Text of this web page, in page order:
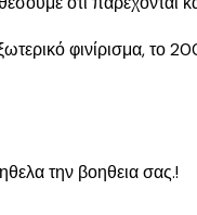
φινίρισμα, το
την βοηθεια σας.!